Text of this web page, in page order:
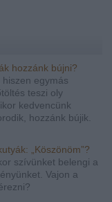
hozzánk bújni?
egymás
teszi oly
kedvencünk
hozzánk bújik.
„Köszönöm”?
szívünket belengi a
Vajon a